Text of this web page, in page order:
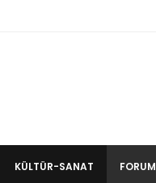
KÜLTÜR-SANAT FORUM